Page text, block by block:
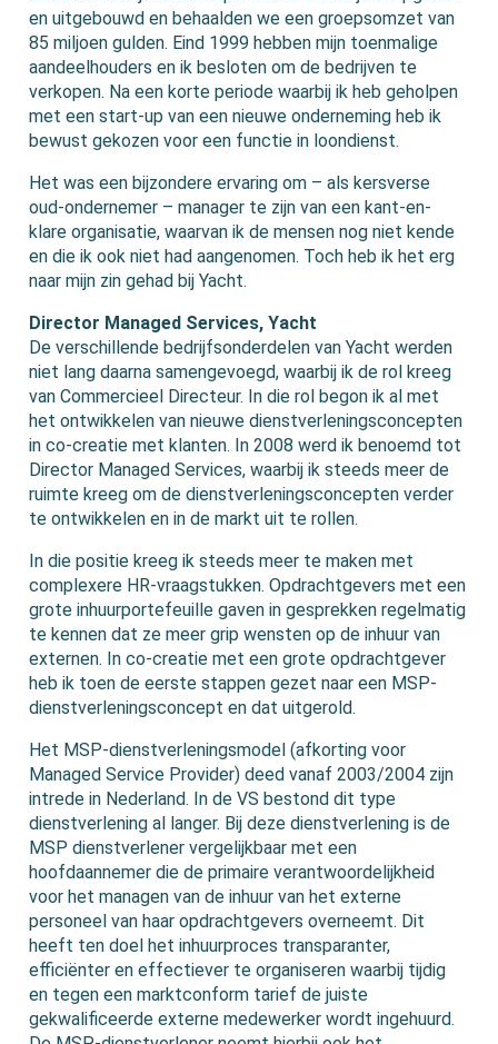
en uitgebouwd en behaalden we een groepsomzet van
85 miljoen gulden. Eind 1999 hebben mijn toenmalige
aandeelhouders en ik besloten om de bedrijven te
verkopen. Na een korte periode waarbij ik heb geholpen
met een start-up van een nieuwe onderneming heb ik
bewust gekozen voor een functie in loondienst.
Het was een bijzondere ervaring om – als kersverse
oud-ondernemer – manager te zijn van een kant-en-
klare organisatie, waarvan ik de mensen nog niet kende
en die ik ook niet had aangenomen. Toch heb ik het erg
naar mijn zin gehad bij Yacht.
Director Managed Services, Yacht
De verschillende bedrijfsonderdelen van Yacht werden
niet lang daarna samengevoegd, waarbij ik de rol kreeg
van Commercieel Directeur. In die rol begon ik al met
het ontwikkelen van nieuwe dienstverleningsconcepten
in co-creatie met klanten. In 2008 werd ik benoemd tot
Director Managed Services, waarbij ik steeds meer de
ruimte kreeg om de dienstverleningsconcepten verder
te ontwikkelen en in de markt uit te rollen.
In die positie kreeg ik steeds meer te maken met
complexere HR-vraagstukken. Opdrachtgevers met een
grote inhuurportefeuille gaven in gesprekken regelmatig
te kennen dat ze meer grip wensten op de inhuur van
externen. In co-creatie met een grote opdrachtgever
heb ik toen de eerste stappen gezet naar een MSP-
dienstverleningsconcept en dat uitgerold.
Het MSP-dienstverleningsmodel (afkorting voor
Managed Service Provider) deed vanaf 2003/2004 zijn
intrede in Nederland. In de VS bestond dit type
dienstverlening al langer. Bij deze dienstverlening is de
MSP dienstverlener vergelijkbaar met een
hoofdaannemer die de primaire verantwoordelijkheid
voor het managen van de inhuur van het externe
personeel van haar opdrachtgevers overneemt. Dit
heeft ten doel het inhuurproces transparanter,
efficiënter en effectiever te organiseren waarbij tijdig
en tegen een marktconform tarief de juiste
gekwalificeerde externe medewerker wordt ingehuurd.